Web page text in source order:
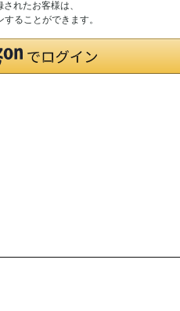
れたお客様は、
ることができます。